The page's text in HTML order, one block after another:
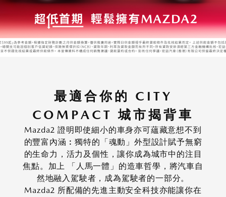
最適合你的 CITY
COMPACT 城市揭背車
Mazda2 證明即使細小的車身亦可蘊藏意想不到
的豐富內涵︰獨特的「魂動」外型設計賦予無窮
的生命力，活力及個性，讓你成為城市中的注目
焦點。加上 「人馬一體」的造車哲學，將汽車自
然地融入駕駛者，成為駕駛者的一部分。
Mazda2 所配備的先進主動安全科技亦能讓你在